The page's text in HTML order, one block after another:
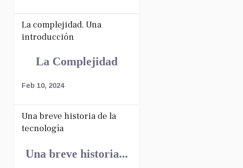
La complejidad. Una
introducción
La Complejidad
Feb 10, 2024
Una breve historia de la
tecnología
Una breve historia...